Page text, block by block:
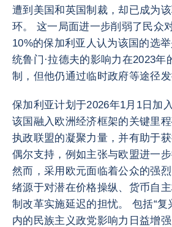
遭到美国和英国制裁，却已成为
环。 这一局面进一步削弱了民众
10%的保加利亚人认为该国的选
统鲁门·拉德夫的影响力在2023年
制，但他仍通过临时政府等途径发
保加利亚计划于2026年1月1日加
该国融入欧洲经济框架的关键里
执政联盟的凝聚力量，并有助于
偶尔支持，例如主张与欧盟进一步
然而，采用欧元面临着公众的强
绪源于对潜在价格操纵、货币自
制改革实施延迟的担忧。 包括“复
内的民族主义政党影响力日益增